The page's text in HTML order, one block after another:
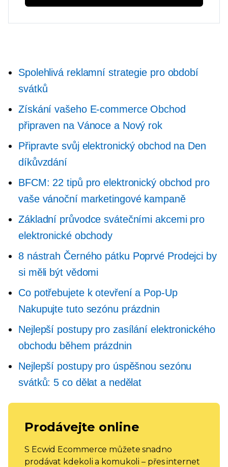
Spolehlivá reklamní strategie pro období
svátků
Získání vašeho E-commerceObchod
připraven na Vánoce a Nový rok
Připravte svůj elektronický obchod na Den
díkůvzdání
BFCM: 22 tipů pro elektronický obchod pro
vaše vánoční marketingové kampaně
Základní průvodce svátečními akcemi pro
elektronické obchody
8 nástrah Černého pátku Poprvé Prodejci by
si měli být vědomi
Co potřebujete k otevření a Pop-Up
Nakupujte tuto sezónu prázdnin
Nejlepší postupy pro zasílání elektronického
obchodu během prázdnin
Nejlepší postupy pro úspěšnou sezónu
svátků: 5 co dělat a nedělat
Prodávejte online
S Ecwid Ecommerce můžete snadno
prodávat kdekoli a komukoli – přes internet